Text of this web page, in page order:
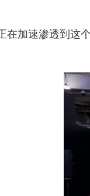
在加速渗透到这